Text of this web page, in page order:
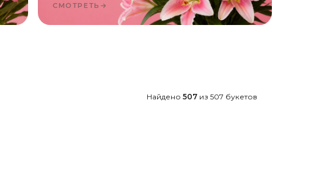
СМОТРЕТЬ →
Найдено 507 из 507 букетов